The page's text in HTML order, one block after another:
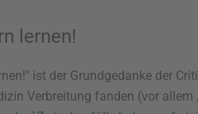
lernen!
ist der Grundgedanke der
Verbreitung fanden (vor